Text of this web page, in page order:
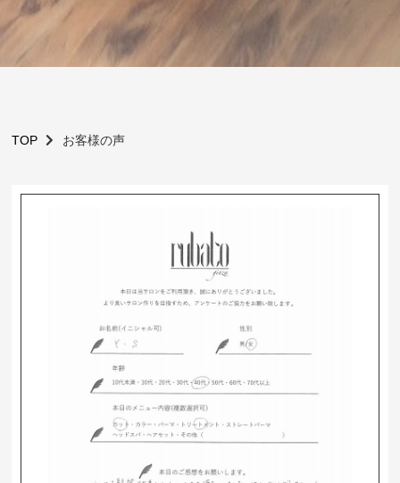
TOP お客様の声